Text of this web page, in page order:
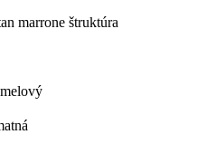
marrone štruktúra